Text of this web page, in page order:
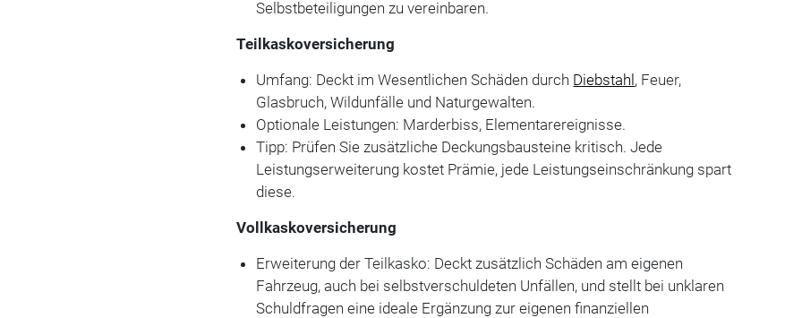
Selbstbeteiligungen zu vereinbaren.
Teilkaskoversicherung
Umfang: Deckt im Wesentlichen Schäden durch Diebstahl, Feuer,
Glasbruch, Wildunfälle und Naturgewalten.
Optionale Leistungen: Marderbiss, Elementarereignisse.
Tipp: Prüfen Sie zusätzliche Deckungsbausteine kritisch. Jede
Leistungserweiterung kostet Prämie, jede Leistungseinschränkung spart
diese.
Vollkaskoversicherung
Erweiterung der Teilkasko: Deckt zusätzlich Schäden am eigenen
Fahrzeug, auch bei selbstverschuldeten Unfällen, und stellt bei unklaren
Schuldfragen eine ideale Ergänzung zur eigenen finanziellen